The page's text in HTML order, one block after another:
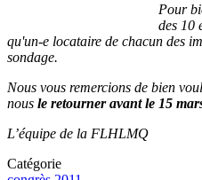
Pour
des 10
qu'un-e locataire de chacun des
sondage.
Nous vous remercions de bien
nous le retourner avant le 15
L’équipe de la FLHLMQ
Catégorie